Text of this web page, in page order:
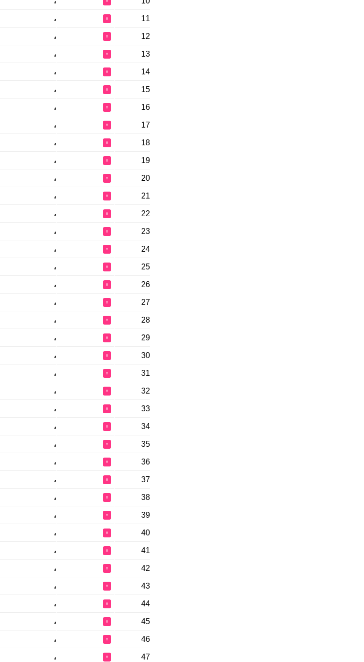
11
♀ ،
12
♀ ،
13
♀ ،
14
♀ ،
15
♀ ،
16
♀ ،
17
♀ ،
18
♀ ،
19
♀ ،
20
♀ ،
21
♀ ،
22
♀ ،
23
♀ ،
24
♀ ،
25
♀ ،
26
♀ ،
27
♀ ،
28
♀ ،
29
♀ ،
30
♀ ،
31
♀ ،
32
♀ ،
33
♀ ،
34
♀ ،
35
♀ ،
36
♀ ،
37
♀ ،
38
♀ ،
39
♀ ،
40
♀ ،
41
♀ ،
42
♀ ،
43
♀ ،
44
♀ ،
45
♀ ،
46
♀ ،
47
♀ ،